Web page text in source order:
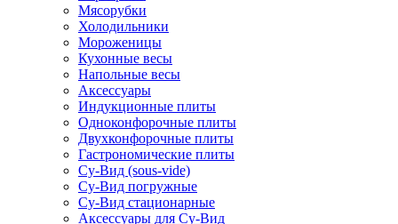
Мясорубки
Холодильники
Мороженицы
Кухонные весы
Напольные весы
Аксессуары
Индукционные плиты
Одноконфорочные плиты
Двухконфорочные плиты
Гастрономические плиты
Су-Вид (sous-vide)
Су-Вид погружные
Су-Вид стационарные
Аксессуары для Су-Вид